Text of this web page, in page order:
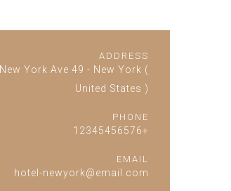
ADDRESS
New York Ave 49 - New York (
United States )
PHONE
+12345456576
EMAIL
hotel-newyork@email.com